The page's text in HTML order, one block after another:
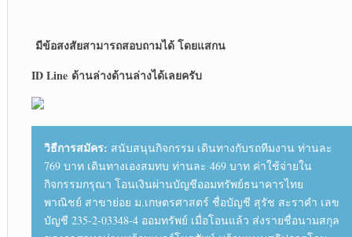
มีข้อสงสัยสามารถสอบถามได้ โดยแสกน
ID Line ด้านล่างด้านล่างได้เลยครับ
วิธีการสมัคร: สนับสนุนกิจกรรม เดินทางกับรถทีมงาน ท่านละ
769 บาท เดินทางเองสมทบ ท่านละ 469 บาท ค่าใช้จ่ายใน
กิจกรรมกรุณา โอนเงินผ่านบัญชีออมทรัพย์ธนาคารไทย
พาณิชย์ สาขาย่อย ม.เกษตรศาสตร์ ชื่อบัญชี สุรัช สะราคำ เลข
บัญชี 235-2-03348-4 ออมทรัพย์ เมื่อโอนแล้ว ส่งรายชื่อนามสกุล